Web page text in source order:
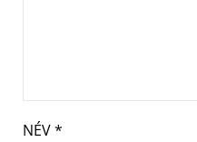
NÉV*